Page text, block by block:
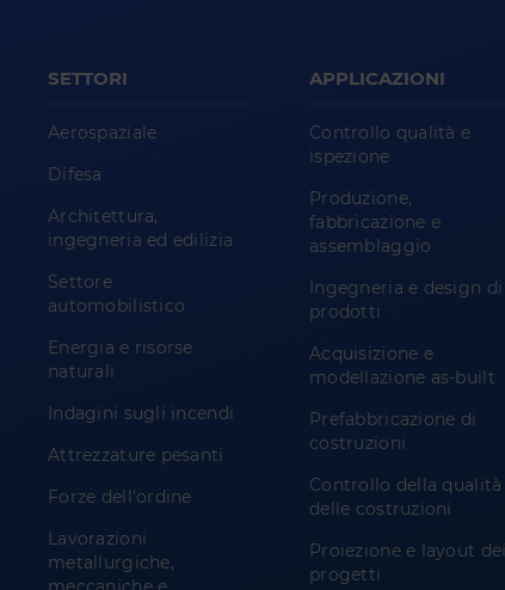
SETTORI
Aerospaziale
Difesa
Architettura,
ingegneria ed edilizia
Settore
automobilistico
Energia e risorse
naturali
Indagini sugli incendi
Attrezzature pesanti
Forze dell'ordine
Lavorazioni
metallurgiche,
APPLICAZIONI
Controllo qualità e
ispezione
Produzione,
fabbricazione e
assemblaggio
Ingegneria e design di
prodotti
Acquisizione e
modellazione as-built
Prefabbricazione di
costruzioni
Controllo della qualità
delle costruzioni
Proiezione e layout dei
progetti